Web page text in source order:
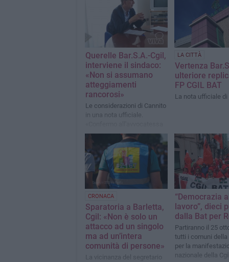
Querelle Bar.S.A.-Cgil,
interviene il sindaco:
«Non si assumano
atteggiamenti
rancorosi»
Le considerazioni di Cannito
in una nota ufficiale.
Alessia De Finis la mia
LA CITTÀ
Vertenza
ulteriore
FP CGIL BAT
La nota ufficiale di
CRONACA
Sparatoria a Barletta,
Cgil: «Non è solo un
attacco ad un singolo
ma ad un’intera
comunità di persone»
La vicinanza del segretario
“Democrazia al
lavoro”, dieci
dalla Bat per
Partiranno il 25
tutti i comuni della
per la
nazionale della Cgil